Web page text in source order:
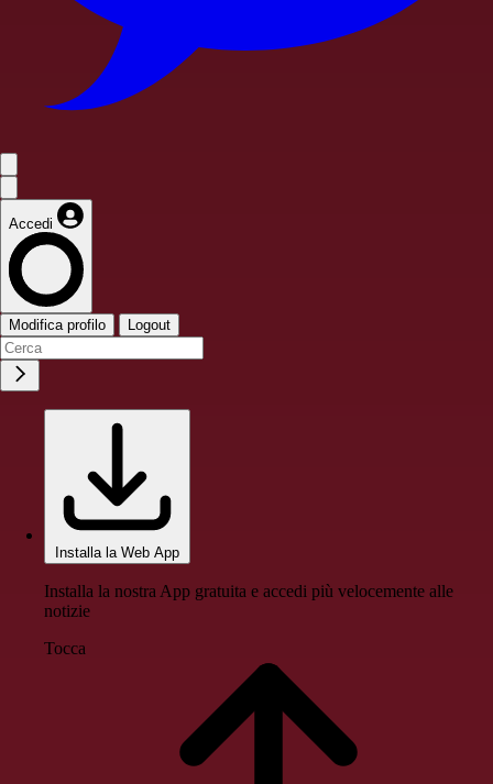
Accedi
Modifica profilo Logout
Installa la Web App
Installa la nostra App gratuita e accedi più velocemente alle
notizie
Tocca